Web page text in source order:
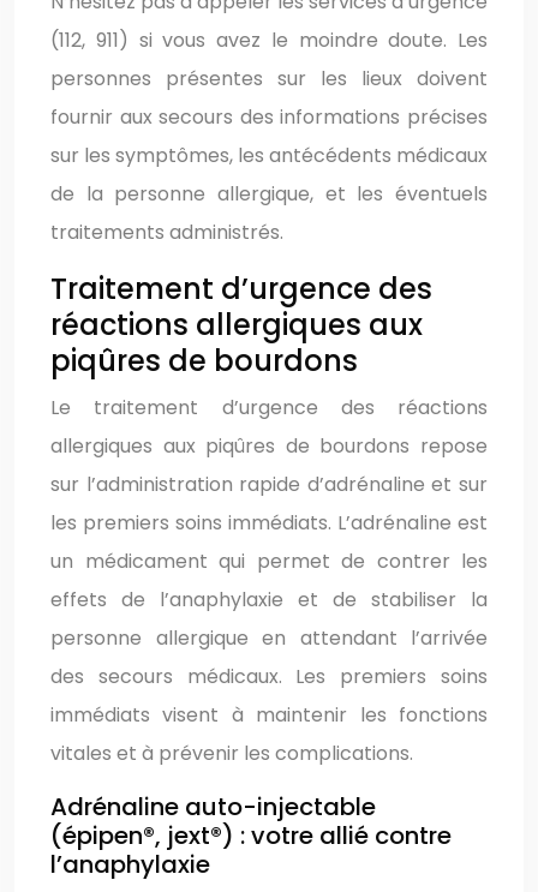
(112, 911) si vous avez le moindre doute. Les
personnes présentes sur les lieux doivent
fournir aux secours des informations précises
sur les symptômes, les antécédents médicaux
de la personne allergique, et les éventuels
traitements administrés.
Traitement d’urgence des
réactions allergiques aux
piqûres de bourdons
Le traitement d’urgence des réactions
allergiques aux piqûres de bourdons repose
sur l’administration rapide d’adrénaline et sur
les premiers soins immédiats. L’adrénaline est
un médicament qui permet de contrer les
effets de l’anaphylaxie et de stabiliser la
personne allergique en attendant l’arrivée
des secours médicaux. Les premiers soins
immédiats visent à maintenir les fonctions
vitales et à prévenir les complications.
Adrénaline auto-injectable
(épipen®, jext®) : votre allié contre
l’anaphylaxie